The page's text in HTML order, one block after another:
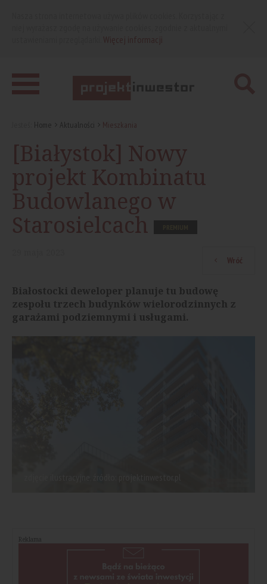
Home Aktualności Mieszkania
[Białystok] Nowy
projekt Kombinatu
Budowlanego w
Starosielcach
Wróć
Białostocki deweloper planuje tu budowę
zespołu trzech budynków wielorodzinnych z
garażami podziemnymi i usługami.
Reklama